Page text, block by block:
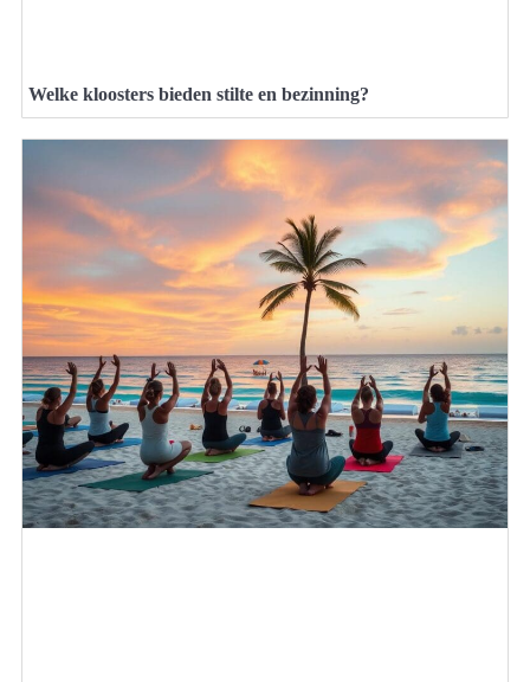
Welke kloosters bieden stilte en bezinning?